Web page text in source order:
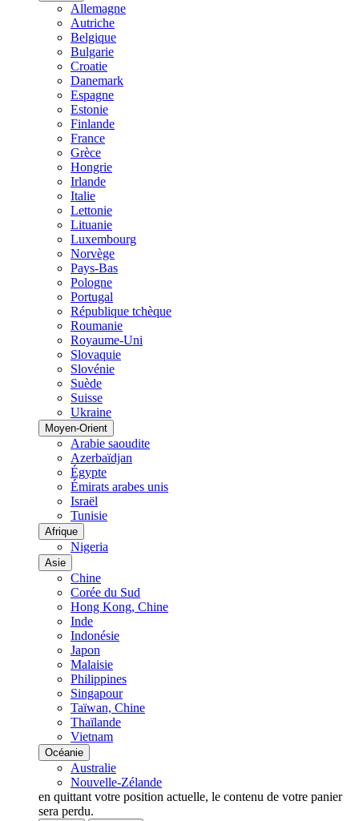
Allemagne
Autriche
Belgique
Bulgarie
Croatie
Danemark
Espagne
Estonie
Finlande
France
Grèce
Hongrie
Irlande
Italie
Lettonie
Lituanie
Luxembourg
Norvège
Pays-Bas
Pologne
Portugal
République tchèque
Roumanie
Royaume-Uni
Slovaquie
Slovénie
Suède
Suisse
Ukraine
Moyen-Orient
Arabie saoudite
Azerbaïdjan
Égypte
Émirats arabes unis
Israël
Tunisie
Afrique
Nigeria
Asie
Chine
Corée du Sud
Hong Kong, Chine
Inde
Indonésie
Japon
Malaisie
Philippines
Singapour
Taïwan, Chine
Thaïlande
Vietnam
Océanie
Australie
Nouvelle-Zélande
en quittant votre position actuelle, le contenu de votre panier
sera perdu.